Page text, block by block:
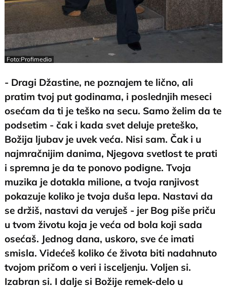
Foto:Profimedia
- Dragi Džastine, ne poznajem te lično, ali
pratim tvoj put godinama, i poslednjih meseci
osećam da ti je teško na secu. Samo želim da te
podsetim - čak i kada svet deluje preteško,
Božija ljubav je uvek veća. Nisi sam. Čak i u
najmračnijim danima, Njegova svetlost te prati
i spremna je da te ponovo podigne. Tvoja
muzika je dotakla milione, a tvoja ranjivost
pokazuje koliko je tvoja duša lepa. Nastavi da
se držiš, nastavi da veruješ - jer Bog piše priču
u tvom životu koja je veća od bola koji sada
osećaš. Jednog dana, uskoro, sve će imati
smisla. Videćeš koliko će života biti nadahnuto
tvojom pričom o veri i isceljenju. Voljen si.
Izabran si. I dalje si Božije remek-delo u